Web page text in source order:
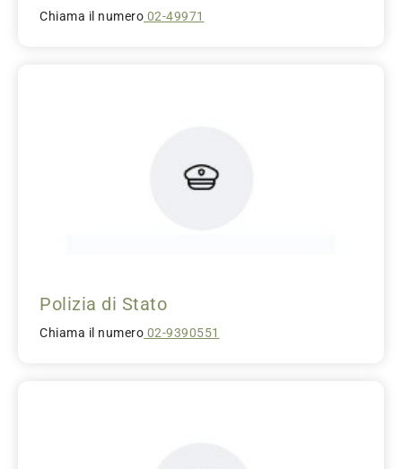
Chiama il numero 02-49971
Polizia di Stato
Chiama il numero 02-9390551